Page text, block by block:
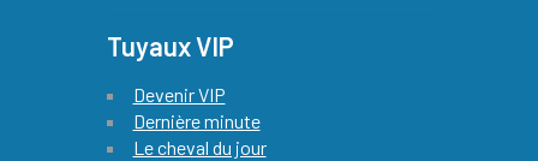
Tuyaux VIP
Devenir VIP
Dernière minute
Le cheval du jour